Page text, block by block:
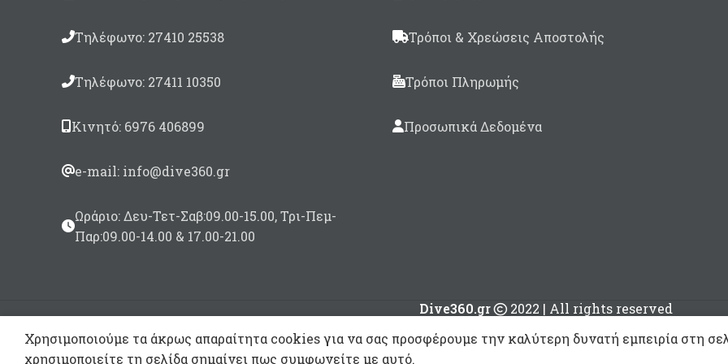
Τηλέφωνο: 27410 25538
Τηλέφωνο: 27411 10350
Κινητό: 6976 406899
e-mail: info@dive360.gr
Ωράριο: Δευ-Τετ-Σαβ:09.00-15.00, Τρι-Πεμ-
Παρ:09.00-14.00 & 17.00-21.00
Τρόποι & Χρεώσεις Αποστολής
Τρόποι Πληρωμής
Προσωπικά Δεδομένα
Dive360.gr
2022 | All rights reserved
Χρησιμοποιούμε τα άκρως απαραίτητα cookies για να σας προσφέρουμε την καλύτερη δυνατή εμπειρία στη
χρησιμοποιείτε τη σελίδα σημαίνει πως συμφωνείτε με αυτό.